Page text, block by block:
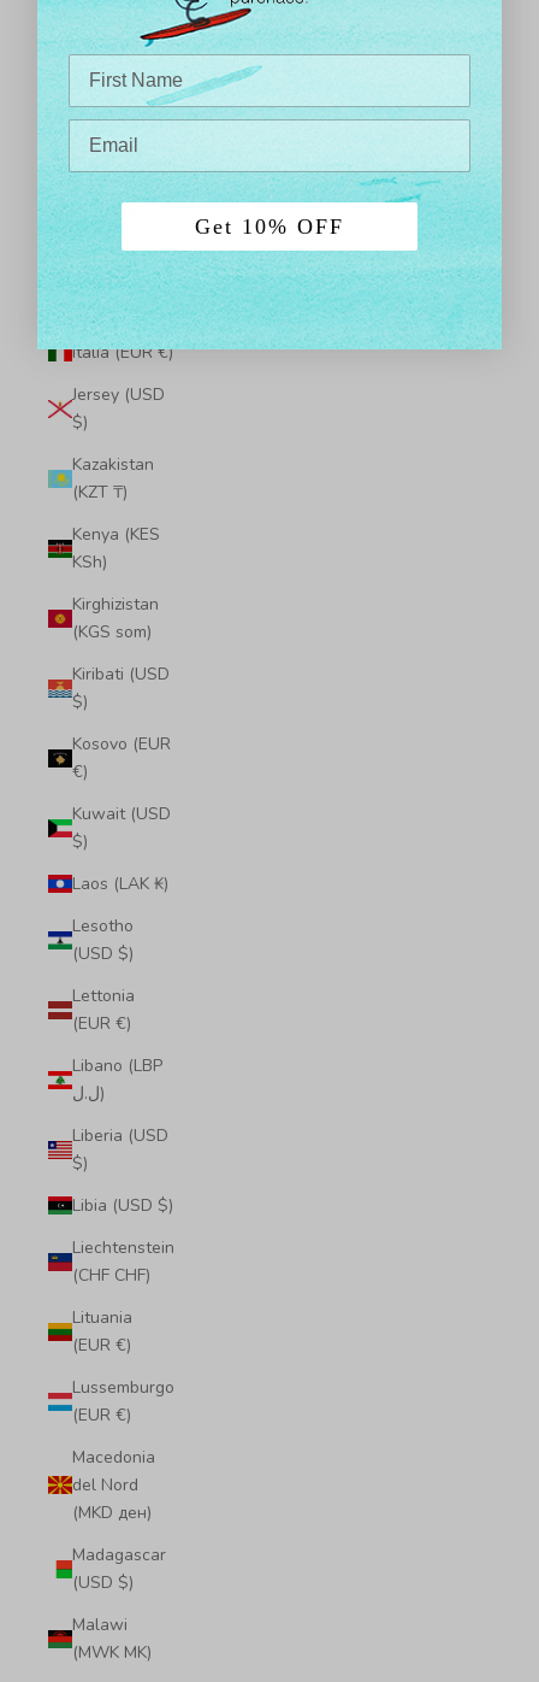
Salomone
(SBD $)
Isole Turks e
Caicos (USD
Isole Vergini
Britanniche
(USD $)
Israele (ILS
₪)
Italia (EUR €)
Jersey (USD
$)
Kazakistan
(KZT ₸)
Kenya (KES
KSh)
Kirghizistan
(KGS som)
Kiribati (USD
$)
Kosovo (EUR
€)
Kuwait (USD
$)
Laos (LAK ₭)
Lesotho
(USD $)
Lettonia
(EUR €)
Libano (LBP
ل.ل)
Liberia (USD
$)
Libia (USD $)
Liechtenstein
(CHF CHF)
Lituania
(EUR €)
Lussemburgo
(EUR €)
Macedonia
del Nord
(MKD ден)
Madagascar
(USD $)
Malawi
(MWK MK)
Get 10% OFF